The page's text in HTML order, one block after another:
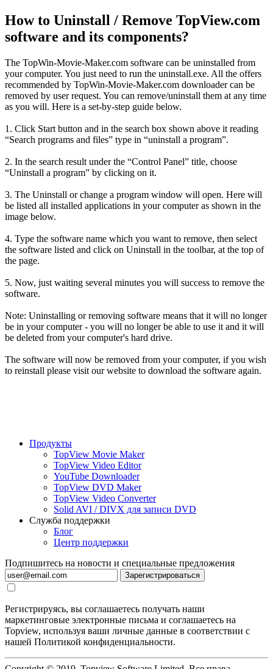
How to Uninstall / Remove TopView.com
software and its components?
The TopWin-Movie-Maker.com software can be uninstalled from
your computer. You just need to run the uninstall.exe. All the offers
recommended by TopWin-Movie-Maker.com downloader can be
removed by user request. You can remove/uninstall them at any time
as you will. Here is a set-by-step guide below.
1. Click Start button and in the search box shown above it reading
“Search programs and files” type in “uninstall a program”.
2. In the search result under the “Control Panel” title, choose
“Uninstall a program” by clicking on it.
3. The Uninstall or change a program window will open. Here will
be listed all installed applications in your computer as shown in the
image below.
4. Type the software name which you want to remove, then select
the software listed and click on Uninstall in the toolbar, at the top of
the page.
5. Now, just waiting several minutes you will success to remove the
software.
Note: Uninstalling or removing software means that it will no longer
be in your computer - you will no longer be able to use it and it will
be deleted from your computer's hard drive.
The software will now be removed from your computer, if you wish
to reinstall please visit our website to download the software again.
Продукты
TopView Movie Maker
TopView Video Editor
YouTube Downloader
TopView DVD Maker
TopView Video Converter
Solid AVI / DIVX для записи DVD
Служба поддержки
Блог
Центр поддержки
Подпишитесь на новости и специальные предложения
Зарегистрироваться
Регистрируясь, вы соглашаетесь получать наши
маркетинговые электронные письма и соглашаетесь на
Topview, используя ваши личные данные в соответствии с
нашей Политикой конфиденциальности.